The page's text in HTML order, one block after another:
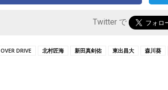
Twitter で
OVER DRIVE 北村匠海 新田真剣佑 東出昌大 森川葵